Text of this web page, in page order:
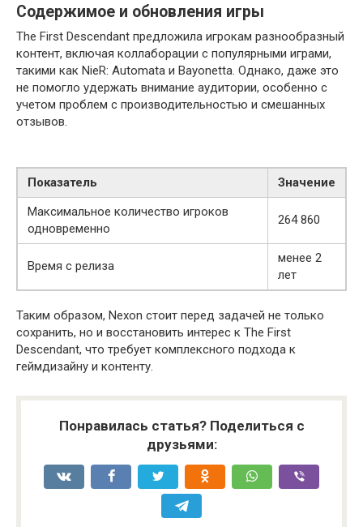
Содержимое и обновления игры
The First Descendant предложила игрокам разнообразный
контент, включая коллаборации с популярными играми,
такими как NieR: Automata и Bayonetta. Однако, даже это
не помогло удержать внимание аудитории, особенно с
учетом проблем с производительностью и смешанных
отзывов.
Показатель
Значение
Максимальное количество игроков
одновременно
264 860
Время с релиза
менее 2
лет
Таким образом, Nexon стоит перед задачей не только
сохранить, но и восстановить интерес к The First
Descendant, что требует комплексного подхода к
геймдизайну и контенту.
Понравилась статья? Поделиться с
друзьями: